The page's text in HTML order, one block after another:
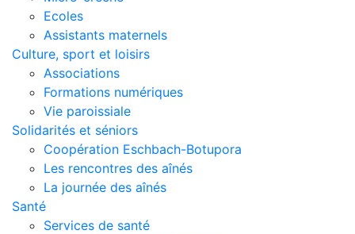
Ecoles
Assistants maternels
Culture, sport et loisirs
Associations
Formations numériques
Vie paroissiale
Solidarités et séniors
Coopération Eschbach-Botupora
Les rencontres des aînés
La journée des aînés
Santé
Services de santé